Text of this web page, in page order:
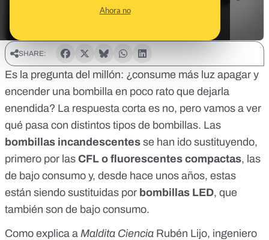
Ahora no
SHARE:
Es la pregunta del millón: ¿consume más luz apagar y
encender una bombilla en poco rato que dejarla
enendida? La respuesta corta es no, pero vamos a ver
qué pasa con distintos tipos de bombillas. Las
bombillas incandescentes se han ido sustituyendo,
primero por las CFL o fluorescentes compactas, las
de bajo consumo y, desde hace unos años, estas
están siendo sustituidas por bombillas LED, que
también son de bajo consumo.
Como explica a Maldita Ciencia Rubén Lijo, ingeniero